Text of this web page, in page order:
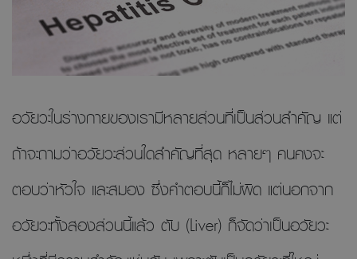
อวัยวะในร่างกายของเรามีหลายส่วนที่เป็นส่วนสำคัญ แต่
ถ้าจะถามว่าอวัยวะส่วนใดสำคัญที่สุด หลายๆ คนคงจะ
ตอบว่าหัวใจ และสมอง ซึ่งคำตอบนี้ก็ไม่ผิด แต่นอกจาก
อวัยวะทั้งสองส่วนนี้แล้ว ตับ (Liver) ก็จัดว่าเป็นอวัยวะ